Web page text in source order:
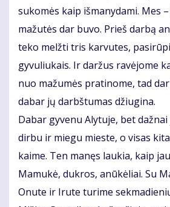
sukomės kaip išmanydami. Mes
mažutės dar buvo. Prieš darbą
teko melžti tris karvutes,
gyvuliukais. Ir daržus ravėjome
nuo mažumės pratinome, tad
dabar jų darbštumas džiugina.
Dabar gyvenu Alytuje, bet
dirbu ir miegu mieste, o visas
kaime. Ten manęs laukia, kaip
Mamukė, dukros, anūkėliai. Su
Onute ir Irute turime